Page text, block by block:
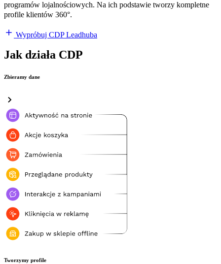
programów lojalnościowych. Na ich podstawie tworzy kompletne
profile klientów 360°.
Wypróbuj CDP Leadhuba
Jak działa CDP
Zbieramy dane
Tworzymy profile